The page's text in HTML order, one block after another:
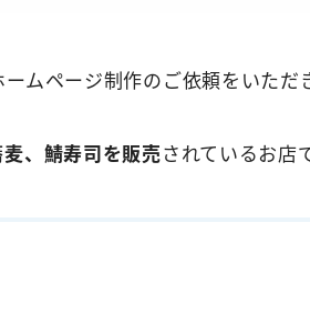
ムページ制作のご依頼をいただ
、鯖寿司を販売されているお店